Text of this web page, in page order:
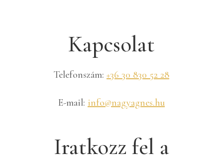
Kapcsolat
Telefonszám: +36 30 830 52 28
E-mail: info@nagyagnes.hu
Iratkozz fel a